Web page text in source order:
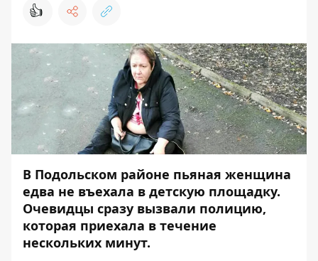
👍
В Подольском районе пьяная женщина
едва не въехала в детскую площадку.
Очевидцы сразу вызвали полицию,
которая приехала в течение
нескольких минут.